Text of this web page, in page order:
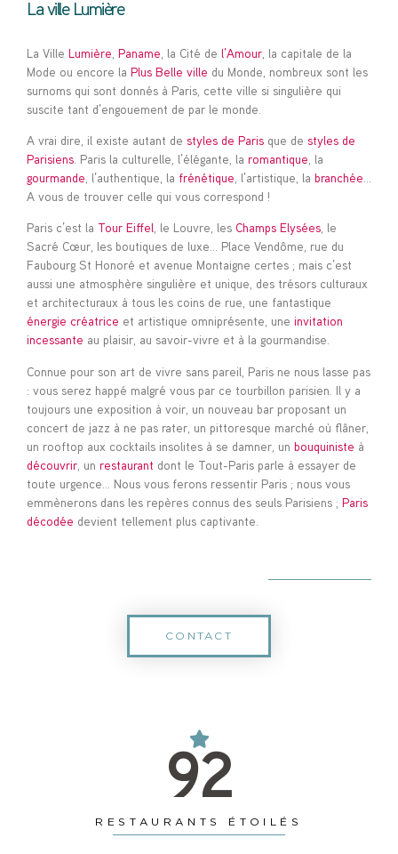
La ville Lumière
La Ville Lumière, Paname, la Cité de l’Amour, la capitale de la
Mode ou encore la Plus Belle ville du Monde, nombreux sont les
surnoms qui sont donnés à Paris, cette ville si singulière qui
suscite tant d’engouement de par le monde.
A vrai dire, il existe autant de styles de Paris que de styles de
Parisiens. Paris la culturelle, l’élégante, la romantique, la
gourmande, l’authentique, la frénétique, l’artistique, la branchée…
A vous de trouver celle qui vous correspond !
Paris c’est la Tour Eiffel, le Louvre, les Champs Elysées, le
Sacré Cœur, les boutiques de luxe… Place Vendôme, rue du
Faubourg St Honoré et avenue Montaigne certes ; mais c’est
aussi une atmosphère singulière et unique, des trésors culturaux
et architecturaux à tous les coins de rue, une fantastique
énergie créatrice et artistique omniprésente, une invitation
incessante au plaisir, au savoir-vivre et à la gourmandise.
Connue pour son art de vivre sans pareil, Paris ne nous lasse pas
: vous serez happé malgré vous par ce tourbillon parisien. Il y a
toujours une exposition à voir, un nouveau bar proposant un
concert de jazz à ne pas rater, un pittoresque marché où flâner,
un rooftop aux cocktails insolites à se damner, un bouquiniste à
découvrir, un restaurant dont le Tout-Paris parle à essayer de
toute urgence… Nous vous ferons ressentir Paris ; nous vous
emmènerons dans les repères connus des seuls Parisiens ; Paris
décodée devient tellement plus captivante.
CONTACT
RESTAURANTS ÉTOILÉS
92